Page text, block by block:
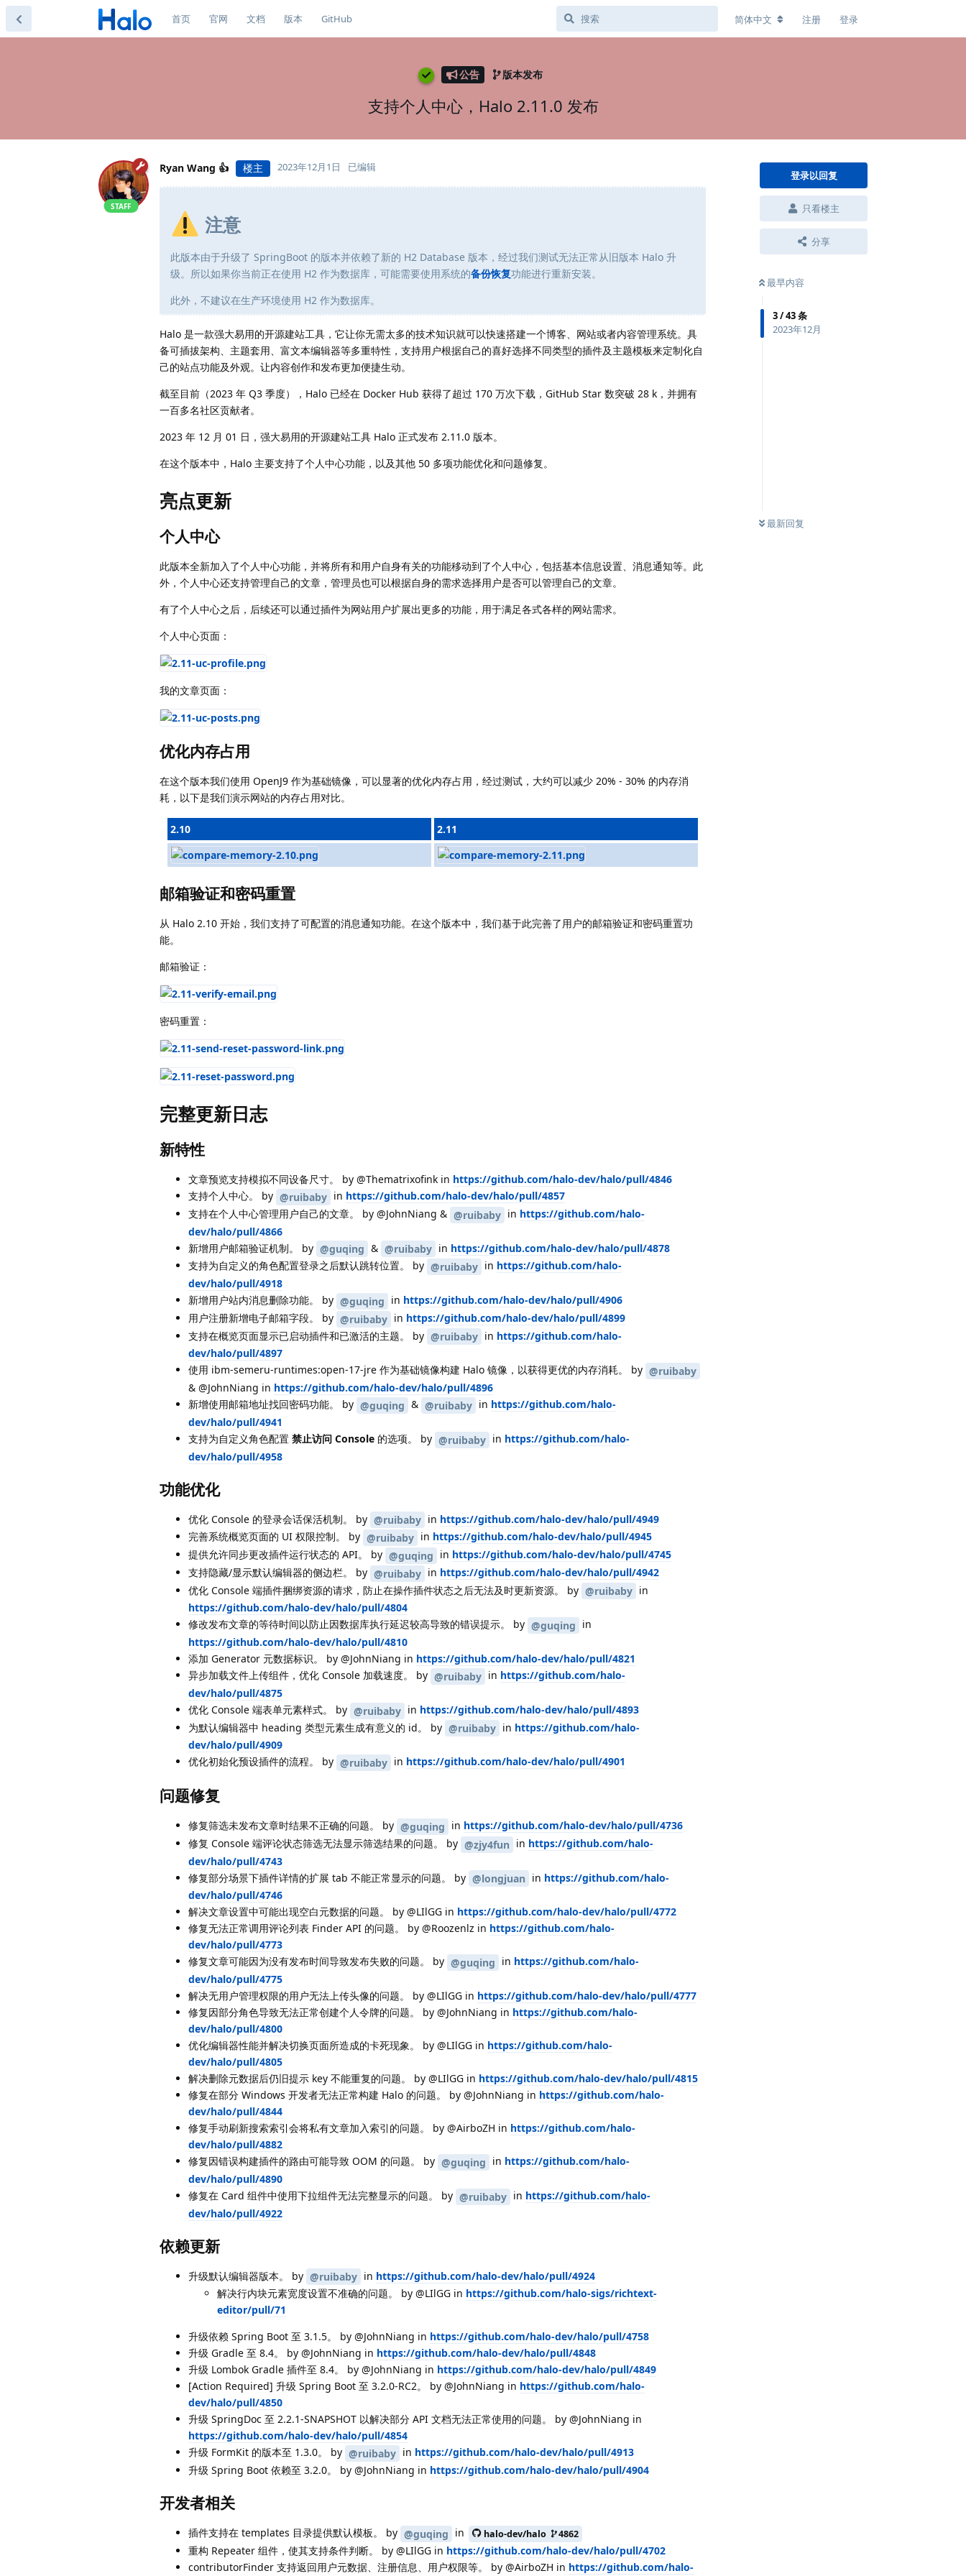
首页 官网 文档 版本 GitHub 简体中文 注册 登录
公告 版本发布
支持个人中心，Halo 2.11.0 发布
登录以回复
只看楼主
分享
最早内容
3/43条
2023年12月
最新回复
Ryan Wang 👍 楼主
STAFF
2023年12月1日 已编辑
注意
此版本由于升级了 SpringBoot 的版本并依赖了新的 H2 Database 版本，经过我们测试无法正常从旧版本 Halo 升
级。所以如果你当前正在使用 H2 作为数据库，可能需要使用系统的备份恢复功能进行重新安装。
此外，不建议在生产环境使用 H2 作为数据库。
Halo 是一款强大易用的开源建站工具，它让你无需太多的技术知识就可以快速搭建一个博客、网站或者内容管理系统。具
备可插拔架构、主题套用、富文本编辑器等多重特性，支持用户根据自己的喜好选择不同类型的插件及主题模板来定制化自
己的站点功能及外观。让内容创作和发布更加便捷生动。
截至目前（2023 年 Q3 季度），Halo 已经在 Docker Hub 获得了超过 170 万次下载，GitHub Star 数突破 28 k，并拥有
一百多名社区贡献者。
2023 年 12 月 01 日，强大易用的开源建站工具 Halo 正式发布 2.11.0 版本。
在这个版本中，Halo 主要支持了个人中心功能，以及其他 50 多项功能优化和问题修复。
亮点更新
个人中心
此版本全新加入了个人中心功能，并将所有和用户自身有关的功能移动到了个人中心，包括基本信息设置、消息通知等。此
外，个人中心还支持管理自己的文章，管理员也可以根据自身的需求选择用户是否可以管理自己的文章。
有了个人中心之后，后续还可以通过插件为网站用户扩展出更多的功能，用于满足各式各样的网站需求。
个人中心页面：
我的文章页面：
优化内存占用
在这个版本我们使用 OpenJ9 作为基础镜像，可以显著的优化内存占用，经过测试，大约可以减少 20% - 30% 的内存消
耗，以下是我们演示网站的内存占用对比。
2.10 2.11
邮箱验证和密码重置
从 Halo 2.10 开始，我们支持了可配置的消息通知功能。在这个版本中，我们基于此完善了用户的邮箱验证和密码重置功
能。
邮箱验证：
密码重置：
完整更新日志
新特性
文章预览支持模拟不同设备尺寸。 by @Thematrixofink in https://github.com/halo-dev/halo/pull/4846
支持个人中心。 by @ruibaby in https://github.com/halo-dev/halo/pull/4857
支持在个人中心管理用户自己的文章。 by @JohnNiang & @ruibaby in https://github.com/halo-
dev/halo/pull/4866
新增用户邮箱验证机制。 by @guqing & @ruibaby in https://github.com/halo-dev/halo/pull/4878
支持为自定义的角色配置登录之后默认跳转位置。 by @ruibaby in https://github.com/halo-
dev/halo/pull/4918
新增用户站内消息删除功能。 by @guqing in https://github.com/halo-dev/halo/pull/4906
用户注册新增电子邮箱字段。 by @ruibaby in https://github.com/halo-dev/halo/pull/4899
支持在概览页面显示已启动插件和已激活的主题。 by @ruibaby in https://github.com/halo-
dev/halo/pull/4897
使用 ibm-semeru-runtimes:open-17-jre 作为基础镜像构建 Halo 镜像，以获得更优的内存消耗。 by @ruibaby
& @JohnNiang in https://github.com/halo-dev/halo/pull/4896
新增使用邮箱地址找回密码功能。 by @guqing & @ruibaby in https://github.com/halo-
dev/halo/pull/4941
支持为自定义角色配置 禁止访问 Console 的选项。 by @ruibaby in https://github.com/halo-
dev/halo/pull/4958
功能优化
优化 Console 的登录会话保活机制。 by @ruibaby in https://github.com/halo-dev/halo/pull/4949
完善系统概览页面的 UI 权限控制。 by @ruibaby in https://github.com/halo-dev/halo/pull/4945
提供允许同步更改插件运行状态的 API。 by @guqing in https://github.com/halo-dev/halo/pull/4745
支持隐藏/显示默认编辑器的侧边栏。 by @ruibaby in https://github.com/halo-dev/halo/pull/4942
优化 Console 端插件捆绑资源的请求，防止在操作插件状态之后无法及时更新资源。 by @ruibaby in
https://github.com/halo-dev/halo/pull/4804
修改发布文章的等待时间以防止因数据库执行延迟较高导致的错误提示。 by @guqing in
https://github.com/halo-dev/halo/pull/4810
添加 Generator 元数据标识。 by @JohnNiang in https://github.com/halo-dev/halo/pull/4821
异步加载文件上传组件，优化 Console 加载速度。 by @ruibaby in https://github.com/halo-
dev/halo/pull/4875
优化 Console 端表单元素样式。 by @ruibaby in https://github.com/halo-dev/halo/pull/4893
为默认编辑器中 heading 类型元素生成有意义的 id。 by @ruibaby in https://github.com/halo-
dev/halo/pull/4909
优化初始化预设插件的流程。 by @ruibaby in https://github.com/halo-dev/halo/pull/4901
问题修复
修复筛选未发布文章时结果不正确的问题。 by @guqing in https://github.com/halo-dev/halo/pull/4736
修复 Console 端评论状态筛选无法显示筛选结果的问题。 by @zjy4fun in https://github.com/halo-
dev/halo/pull/4743
修复部分场景下插件详情的扩展 tab 不能正常显示的问题。 by @longjuan in https://github.com/halo-
dev/halo/pull/4746
解决文章设置中可能出现空白元数据的问题。 by @LIlGG in https://github.com/halo-dev/halo/pull/4772
修复无法正常调用评论列表 Finder API 的问题。 by @Roozenlz in https://github.com/halo-
dev/halo/pull/4773
修复文章可能因为没有发布时间导致发布失败的问题。 by @guqing in https://github.com/halo-
dev/halo/pull/4775
解决无用户管理权限的用户无法上传头像的问题。 by @LIlGG in https://github.com/halo-dev/halo/pull/4777
修复因部分角色导致无法正常创建个人令牌的问题。 by @JohnNiang in https://github.com/halo-
dev/halo/pull/4800
优化编辑器性能并解决切换页面所造成的卡死现象。 by @LIlGG in https://github.com/halo-
dev/halo/pull/4805
解决删除元数据后仍旧提示 key 不能重复的问题。 by @LIlGG in https://github.com/halo-dev/halo/pull/4815
修复在部分 Windows 开发者无法正常构建 Halo 的问题。 by @JohnNiang in https://github.com/halo-
dev/halo/pull/4844
修复手动刷新搜索索引会将私有文章加入索引的问题。 by @AirboZH in https://github.com/halo-
dev/halo/pull/4882
修复因错误构建插件的路由可能导致 OOM 的问题。 by @guqing in https://github.com/halo-
dev/halo/pull/4890
修复在 Card 组件中使用下拉组件无法完整显示的问题。 by @ruibaby in https://github.com/halo-
dev/halo/pull/4922
依赖更新
升级默认编辑器版本。 by @ruibaby in https://github.com/halo-dev/halo/pull/4924
解决行内块元素宽度设置不准确的问题。 by @LIlGG in https://github.com/halo-sigs/richtext-
editor/pull/71
升级依赖 Spring Boot 至 3.1.5。 by @JohnNiang in https://github.com/halo-dev/halo/pull/4758
升级 Gradle 至 8.4。 by @JohnNiang in https://github.com/halo-dev/halo/pull/4848
升级 Lombok Gradle 插件至 8.4。 by @JohnNiang in https://github.com/halo-dev/halo/pull/4849
[Action Required] 升级 Spring Boot 至 3.2.0-RC2。 by @JohnNiang in https://github.com/halo-
dev/halo/pull/4850
升级 SpringDoc 至 2.2.1-SNAPSHOT 以解决部分 API 文档无法正常使用的问题。 by @JohnNiang in
https://github.com/halo-dev/halo/pull/4854
升级 FormKit 的版本至 1.3.0。 by @ruibaby in https://github.com/halo-dev/halo/pull/4913
升级 Spring Boot 依赖至 3.2.0。 by @JohnNiang in https://github.com/halo-dev/halo/pull/4904
开发者相关
插件支持在 templates 目录提供默认模板。 by @guqing in halo-dev/halo 4862
重构 Repeater 组件，使其支持条件判断。 by @LIlGG in https://github.com/halo-dev/halo/pull/4702
contributorFinder 支持返回用户元数据、注册信息、用户权限等。 by @AirboZH in https://github.com/halo-